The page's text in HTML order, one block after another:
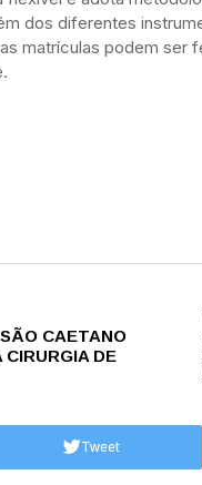
dos diferentes
matrículas podem ser
CAETANO
CIRURGIA DE
Tweet